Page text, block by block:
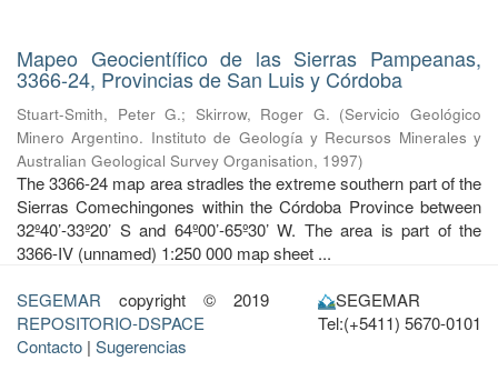
Mapeo Geocientífico de las Sierras Pampeanas,
3366-24, Provincias de San Luis y Córdoba
Stuart-Smith, Peter G.; Skirrow, Roger G. (Servicio Geológico
Minero Argentino. Instituto de Geología y Recursos Minerales y
Australian Geological Survey Organisation, 1997)
The 3366-24 map area stradles the extreme southern part of the
Sierras Comechingones within the Córdoba Province between
32º40’-33º20’ S and 64º00’-65º30’ W. The area is part of the
3366-IV (unnamed) 1:250 000 map sheet ...
SEGEMAR copyright © 2019
REPOSITORIO-DSPACE
Contacto | Sugerencias
SEGEMAR
Tel:(+5411) 5670-0101